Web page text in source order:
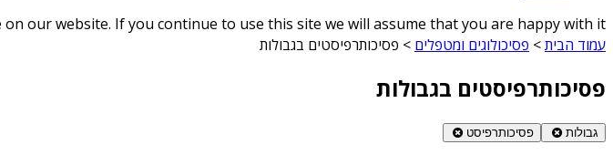
our website. If you continue to use this site we will assume that you are happy with it
עמוד הבית> פסיכולוגים ומטפלים > פסיכותרפיסטים בגבולות
פסיכותרפיסטים בגבולות
גבולות פסיכותרפיסט